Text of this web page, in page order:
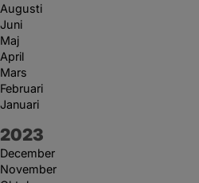
Augusti
Juni
Maj
April
Mars
Februari
Januari
År:
2023
December
November